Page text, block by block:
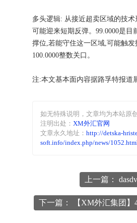
多头逻辑: 从接近超卖区域的技
可能迎来短期反弹。99.0000是目
撑位,若能守住这一区域,可能触发
100.0000整数关口。
注:本文基本面内容据路孚特报道
如无特殊说明，文章均为本站原
注明出处： XM外汇官网
文章永久地址： http://detska-
soft.info/index.php/news/
上一篇：
下一篇： 【XM外汇集团】